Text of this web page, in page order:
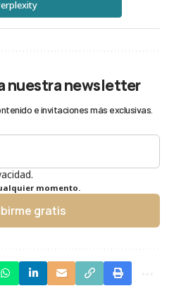
nuestra newsletter
e invitaciones más exclusivas.
momento.
gratis